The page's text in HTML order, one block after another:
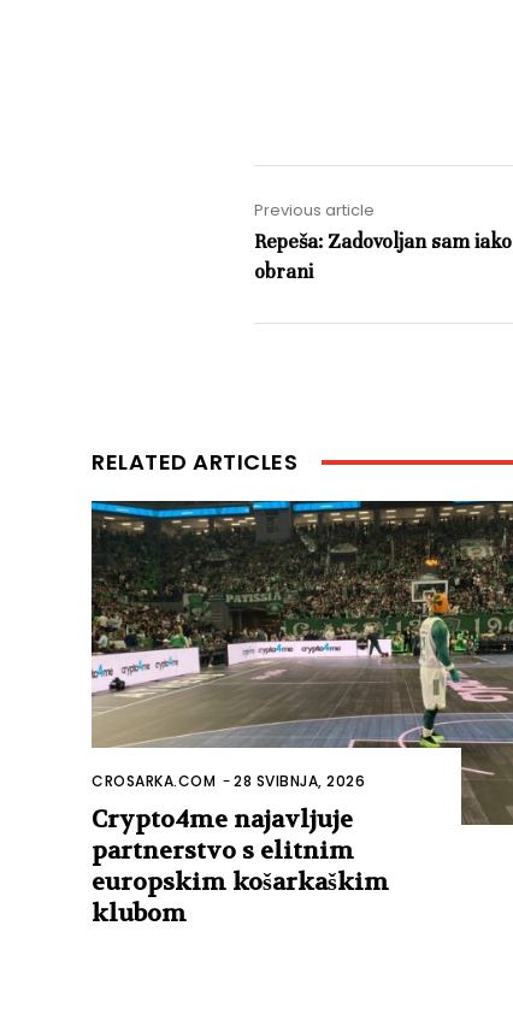
Previous article
Repeša: Zadovoljan sam
obrani
RELATED ARTICLES
CROSARKA.COM -28 SVIBNJA, 2026
Crypto4me najavljuje
partnerstvo s elitnim
europskim košarkaškim
klubom